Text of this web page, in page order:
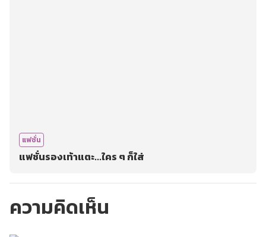
แฟชั่น
แฟชั่นรองเท้าแตะ...ใคร ๆ ก็ใส่
ความคิดเห็น